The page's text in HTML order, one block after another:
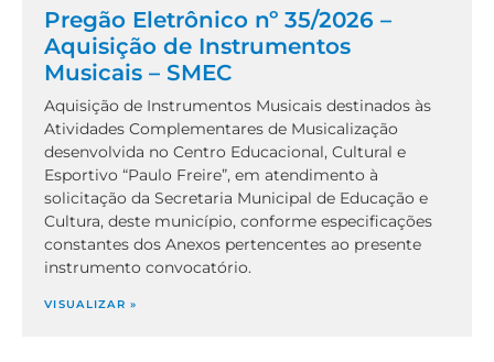
Pregão Eletrônico nº 35/2026 –
Aquisição de Instrumentos
Musicais – SMEC
Aquisição de Instrumentos Musicais destinados às
Atividades Complementares de Musicalização
desenvolvida no Centro Educacional, Cultural e
Esportivo “Paulo Freire”, em atendimento à
solicitação da Secretaria Municipal de Educação e
Cultura, deste município, conforme especificações
constantes dos Anexos pertencentes ao presente
instrumento convocatório.
VISUALIZAR »